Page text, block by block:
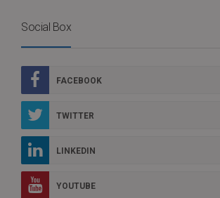
Social Box
FACEBOOK
TWITTER
LINKEDIN
YOUTUBE